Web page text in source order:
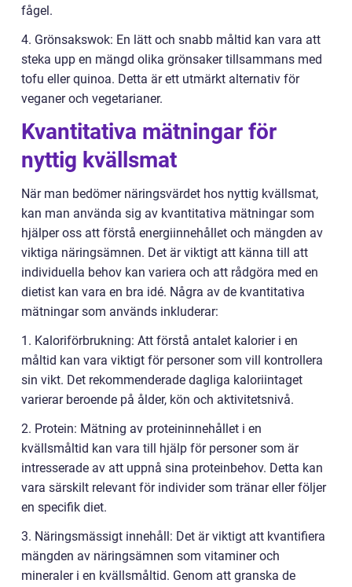
fågel.
4. Grönsakswok: En lätt och snabb måltid kan vara att
steka upp en mängd olika grönsaker tillsammans med
tofu eller quinoa. Detta är ett utmärkt alternativ för
veganer och vegetarianer.
Kvantitativa mätningar för
nyttig kvällsmat
När man bedömer näringsvärdet hos nyttig kvällsmat,
kan man använda sig av kvantitativa mätningar som
hjälper oss att förstå energiinnehållet och mängden av
viktiga näringsämnen. Det är viktigt att känna till att
individuella behov kan variera och att rådgöra med en
dietist kan vara en bra idé. Några av de kvantitativa
mätningar som används inkluderar:
1. Kaloriförbrukning: Att förstå antalet kalorier i en
måltid kan vara viktigt för personer som vill kontrollera
sin vikt. Det rekommenderade dagliga kaloriintaget
varierar beroende på ålder, kön och aktivitetsnivå.
2. Protein: Mätning av proteininnehållet i en
kvällsmåltid kan vara till hjälp för personer som är
intresserade av att uppnå sina proteinbehov. Detta kan
vara särskilt relevant för individer som tränar eller följer
en specifik diet.
3. Näringsmässigt innehåll: Det är viktigt att kvantifiera
mängden av näringsämnen som vitaminer och
mineraler i en kvällsmåltid. Genom att granska de